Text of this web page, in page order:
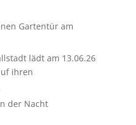
Gartentür am
lädt am 13.06.26
ihren
der Nacht